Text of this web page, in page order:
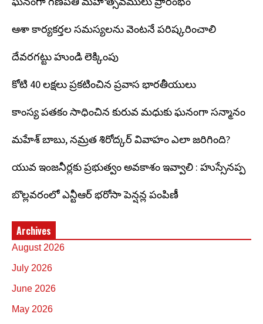
ఆశా కార్యకర్తల సమస్యలను వెంటనే పరిష్కరించాలి
దేవరగట్టు హుండి లెక్కింపు
కోటి 40 లక్షలు ప్రకటించిన ప్రవాస భారతీయులు
కాంస్య పతకం సాధించిన కురువ మధుకు ఘనంగా సన్మానం
మహేశ్ బాబు, నమ్రత శిరోద్కర్ వివాహం ఎలా జరిగింది?
యువ ఇంజనీర్లకు ప్రభుత్వం అవకాశం ఇవ్వాలి : హుస్సేనప్ప
బొల్లవరంలో ఎన్టీఆర్ భరోసా పెన్షన్ల పంపిణీ
Archives
August 2026
July 2026
June 2026
May 2026